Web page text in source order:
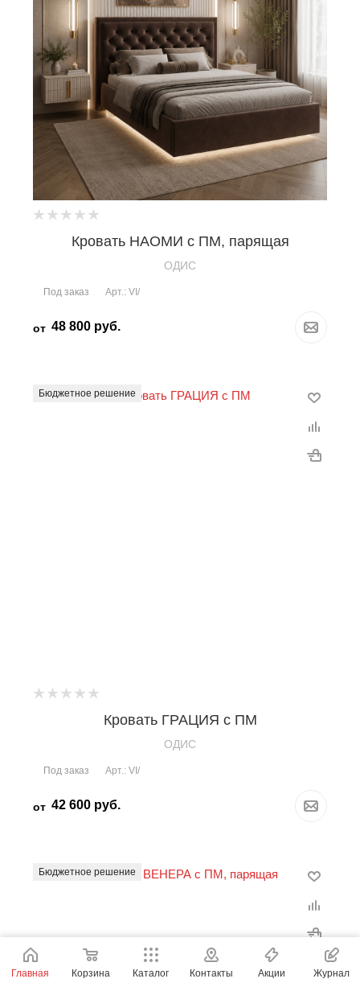
Кровать НАОМИ с ПМ, парящая
OДИС
Под заказ Арт.: VI/
от 48 800 руб.
Бюджетное решение
Кровать ГРАЦИЯ с ПМ
OДИС
Под заказ Арт.: VI/
от 42 600 руб.
Бюджетное решение
Главная Корзина Каталог Контакты Акции Журнал